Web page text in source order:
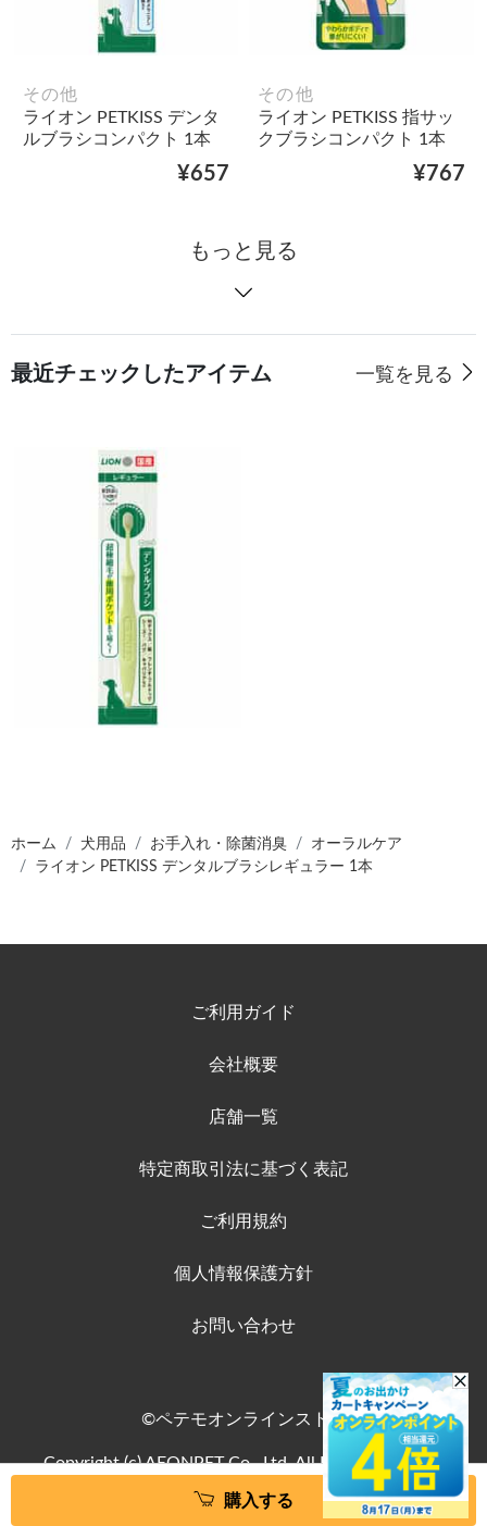
その他
ライオン PETKISS デンタ
ルブラシコンパクト 1本
¥657
その他
ライオン PETKISS 指サッ
クブラシコンパクト 1本
¥767
もっと見る
最近チェックしたアイテム 一覧を見る
ホーム 犬用品 お手入れ・除菌消臭
オーラルケア
ライオン PETKISS デンタルブラシレギュラー 1本
ご利用ガイド
会社概要
店舗一覧
特定商取引法に基づく表記
ご利用規約
個人情報保護方針
お問い合わせ
©ペテモオンラインストア
Copyright (c) AEONPET Co., Ltd. All Rights Reserved.
購入する